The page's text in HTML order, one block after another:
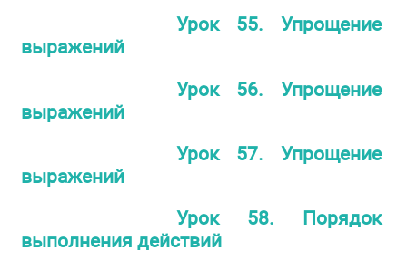
Урок 55. Упрощение
выражений
Урок 56. Упрощение
выражений
Урок 57. Упрощение
выражений
Урок 58. Порядок
выполнения действий